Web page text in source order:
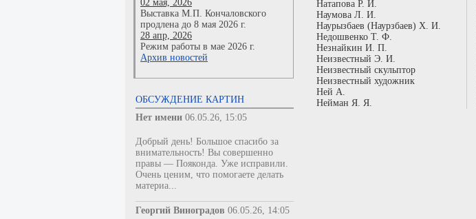
02 мая, 2026
Выставка М.П. Кончаловского
продлена до 8 мая 2026 г.
28 апр, 2026
Режим работы в мае 2026 г.
Архив новостей
ОБСУЖДЕНИЕ КАРТИН
Нет имени 06.05.26, 15:05
Добрый день! Большое спасибо за
внимательность! Вы совершенно
правы — Пояконда. Уже исправили.
Очень ценим, что помогаете делать
материа...
Георгий Виноградов 06.05.26, 14:05
Натапова Р. И.
Наумова Л. И.
Наурызбаев (Наурзбаев) Х. И.
Недошвенко Т. Ф.
Незнайкин И. П.
Неизвестный Э. И.
Неизвестный скульптор
Неизвестный художник
Ней А.
Нейман Я. Я.